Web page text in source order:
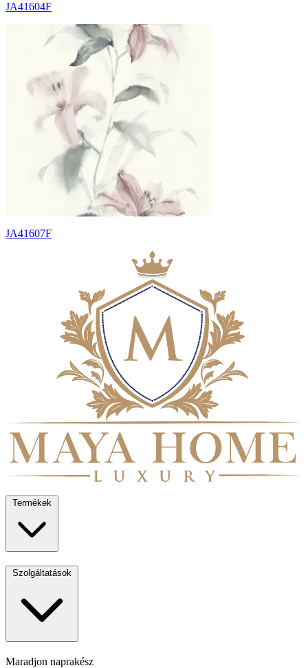
JA41604F
JA41607F
Termékek
Szolgáltatások
Maradjon naprakész